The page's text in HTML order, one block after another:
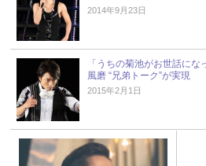
2014年9月23日
「うちの菊池がお世話に
風磨 “兄弟トーク”が実現
2015年2月1日